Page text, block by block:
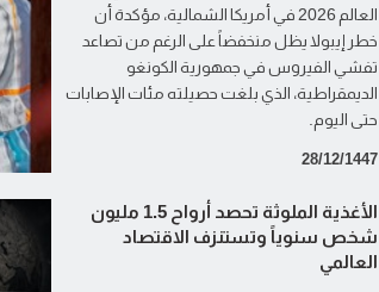
العالم 2026 في أمريكا الشمالية، مؤكدة أن
خطر إيبولا يظل منخفضاً على الرغم من تصاعد
تفشي الفيروس في جمهورية الكونغو
الديمقراطية، الذي بلغت حصيلته مئات الإصابات
حتى اليوم.
28/12/1447
الأغذية الملوثة تحصد أرواح 1.5 مليون
شخص سنوياً وتستنزف الاقتصاد
العالمي